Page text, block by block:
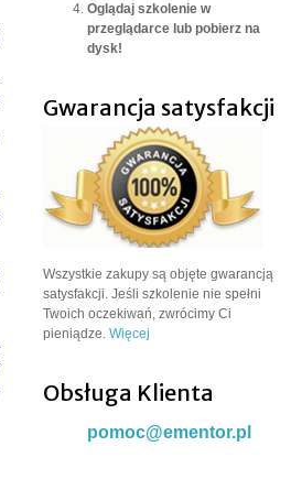
Oglądaj szkolenie w
przeglądarce lub pobierz na
dysk!
Gwarancja satysfakcji
Wszystkie zakupy są objęte gwarancją
satysfakcji. Jeśli szkolenie nie spełni
Twoich oczekiwań, zwrócimy Ci
pieniądze. Więcej
Obsługa Klienta
pomoc@ementor.pl